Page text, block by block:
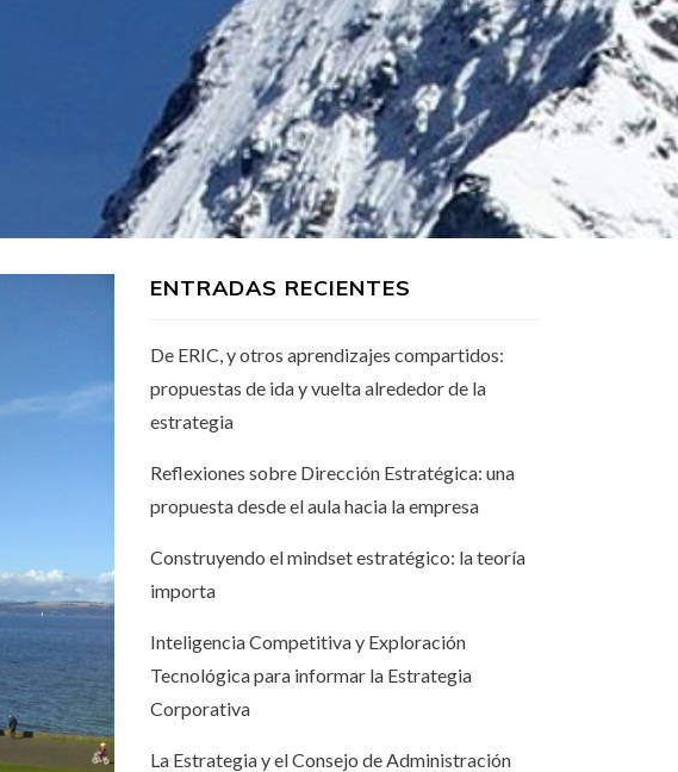
ENTRADAS RECIENTES
De ERIC, y otros aprendizajes compartidos:
propuestas de ida y vuelta alrededor de la
estrategia
Reflexiones sobre Dirección Estratégica: una
propuesta desde el aula hacia la empresa
Construyendo el mindset estratégico: la teoría
importa
Inteligencia Competitiva y Exploración
Tecnológica para informar la Estrategia
Corporativa
La Estrategia y el Consejo de Administración